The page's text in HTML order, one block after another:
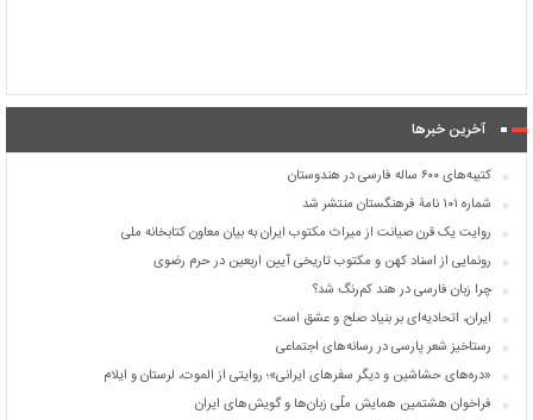
آخرین خبرها
کتیبه‌های ۶۰۰ ساله فارسی در هندوستان
شماره ۱۰۱ نامۀ فرهنگستان منتشر شد
روایت یک قرن صیانت از میراث مکتوب ایران به بیان معاون کتابخانه ملی
رونمایی از اسناد کهن و مکتوب تاریخی آیین اربعین در حرم رضوی
چرا زبان فارسی در هند کم‌رنگ شد؟
ایران، اتحادیه‌ای بر بنیاد صلح و عشق است
رستاخیز شعر پارسی در رسانه‌های اجتماعی
«دره‌های حشاشین و دیگر سفرهای ایرانی»؛ روایتی از الموت، لرستان و ایلام
فراخوان هشتمین همایش ملّی زبان‌ها و گویش‌های ایران